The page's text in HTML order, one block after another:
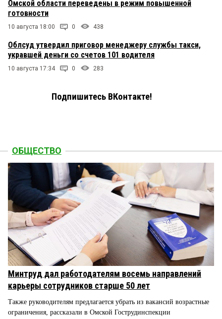
Омской области переведены в режим повышенной
готовности
10 августа 18:00 0 438
Облсуд утвердил приговор менеджеру службы такси,
укравшей деньги со счетов 101 водителя
10 августа 17:34 0 283
Подпишитесь ВКонтакте!
ОБЩЕСТВО
Минтруд дал работодателям восемь направлений
карьеры сотрудников старше 50 лет
Также руководителям предлагается убрать из вакансий возрастные
ограничения, рассказали в Омской Гострудинспекции